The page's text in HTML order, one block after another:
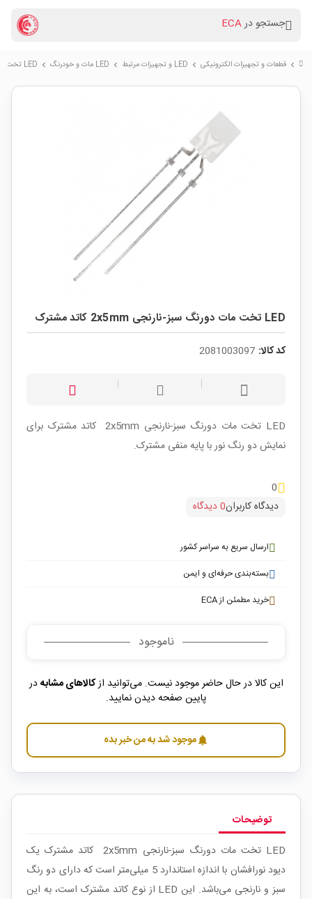
جستجو درECA
chevron_right قطعات و تجهیزات الکترونیکی chevron_right LED و تجهیزات مرتبط chevron_right LED مات و خودرنگ chevron_right LED تخت مات دورنگ سبز-نارنجی 2x5mm کاتد مشترک
LED تخت مات دورنگ سبز-نارنجی 2x5mm کاتد مشترک
کد کالا: 2081003097
LED تخت مات دورنگ سبز-نارنجی 2x5mm کاتد مشترک برای
نمایش دو رنگ نور با پایه منفی مشترک.
0
دیدگاه کاربران0 دیدگاه
ارسال سریع به سراسر کشور
بسته‌بندی حرفه‌ای و ایمن
خرید مطمئن از ECA
ناموجود
این کالا در حال حاضر موجود نیست. می‌توانید ازکالاهای مشابهدر
پایین صفحه دیدن نمایید.
notificationsموجود شد به من خبر بده
توضیحات
LED تخت مات دورنگ سبز-نارنجی 2x5mm کاتد مشترک یک
دیود نورافشان با اندازه استاندارد 5 میلی‌متر است که دارای دو رنگ
سبز و نارنجی می‌باشد. این LED از نوع کاتد مشترک است، به این